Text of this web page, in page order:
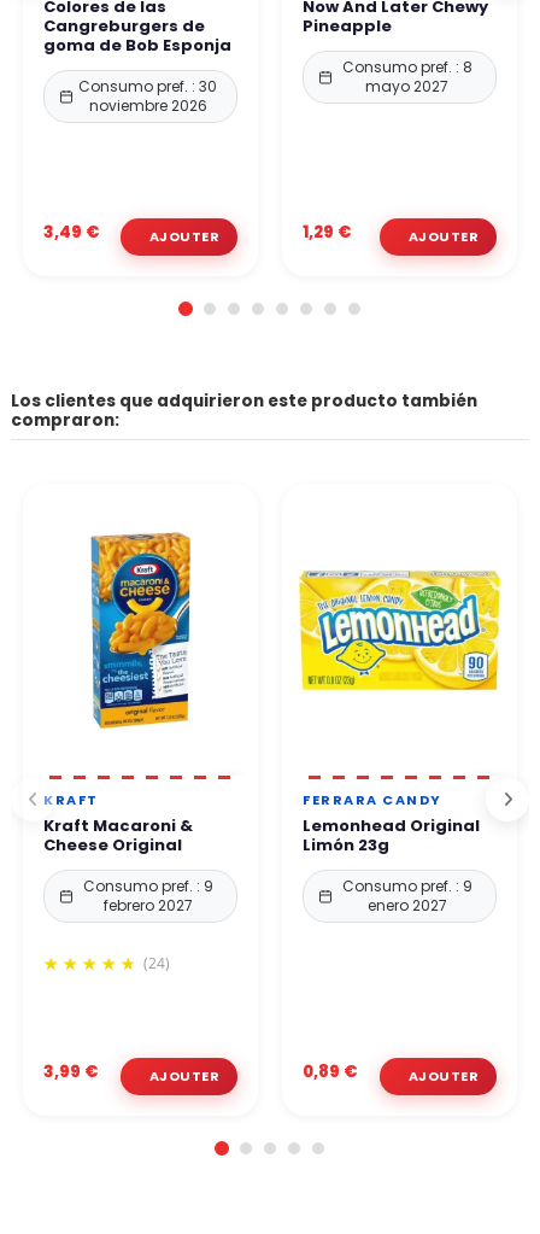
Colores de las
Cangreburgers de
goma de Bob Esponja
Consumo pref. : 30
noviembre 2026
3,49 €
Now And Later Chewy
Pineapple
Consumo pref. : 8
mayo 2027
1,29 €
Los clientes que adquirieron este producto también
compraron:
KRAFT
Kraft Macaroni &
Cheese Original
Consumo pref. : 9
febrero 2027
(24)
3,99 €
FERRARA CANDY
Lemonhead Original
Limón 23g
Consumo pref. : 9
enero 2027
0,89 €